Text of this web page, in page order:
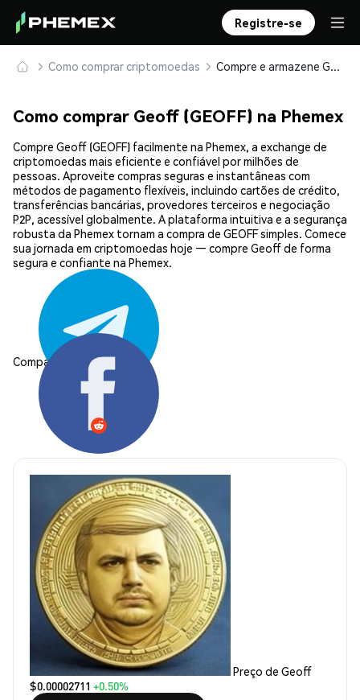
Registre-se
Como comprar criptomoedas Compre e armazene Geoff (GEOFF) com segurança
Como comprar Geoff (GEOFF) na Phemex
Compre Geoff (GEOFF) facilmente na Phemex, a exchange de
criptomoedas mais eficiente e confiável por milhões de
pessoas. Aproveite compras seguras e instantâneas com
métodos de pagamento flexíveis, incluindo cartões de crédito,
transferências bancárias, provedores terceiros e negociação
P2P, acessível globalmente. A plataforma intuitiva e a segurança
robusta da Phemex tornam a compra de GEOFF simples. Comece
sua jornada em criptomoedas hoje — compre Geoff de forma
segura e confiante na Phemex.
Compartilhar:
Preço de Geoff
$0.00002711 +0.50%